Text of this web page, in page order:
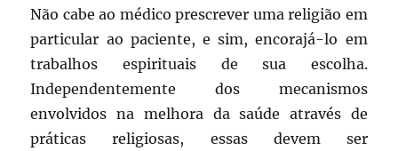
Não cabe ao médico prescrever uma religião em
particular ao paciente, e sim, encorajá-lo em
trabalhos espirituais de sua escolha.
Independentemente dos mecanismos
envolvidos na melhora da saúde através de
práticas religiosas, essas devem ser